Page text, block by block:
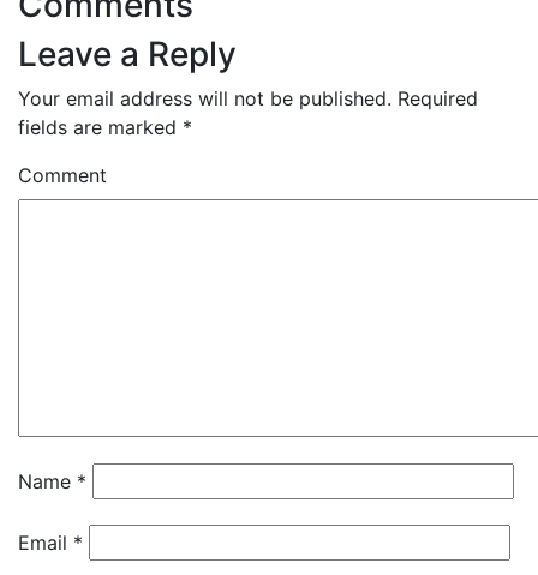
Leave a Reply
Your email address will not be published. Required
fields are marked *
Comment
Name *
Email *